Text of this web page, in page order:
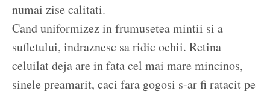
numai zise calitati.
Cand uniformizez in frumusetea mintii si a
sufletului, indraznesc sa ridic ochii. Retina
celuilat deja are in fata cel mai mare mincinos,
sinele preamarit, caci fara gogosi s-ar fi ratacit pe